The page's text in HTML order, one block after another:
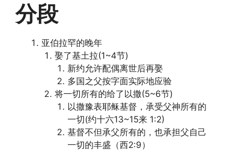
分段
亚伯拉罕的晚年
娶了基土拉(1~4节)
新约允许配偶离世后再娶
多国之父按字面实际地应验
将一切所有的给了以撒(5~6节)
以撒豫表耶稣基督，承受父神所有的
一切(约十六13~15来 1:2)
基督不但承父所有的，也承担父自己
一切的丰盛（西2:9）